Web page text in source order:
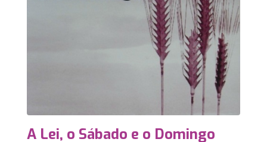
A Lei, o Sábado e o Domingo